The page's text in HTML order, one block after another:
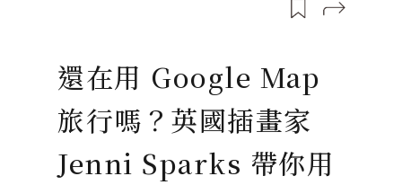
還在用 Google Map
旅行嗎？英國插畫家
Jenni Sparks 帶你用